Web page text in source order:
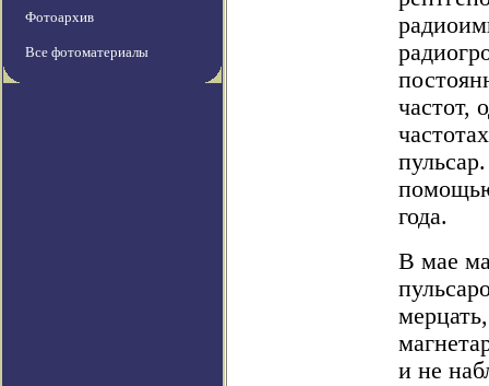
Фотоархив
Все фотоматериалы
частот,
года.
В мае
и не